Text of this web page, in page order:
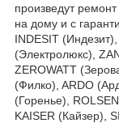
произведут
на дому и с
INDESIT
(Электролюкс),
ZEROWATT
(Филко), ARDO
(Горенье),
KAISER (Кайзер),